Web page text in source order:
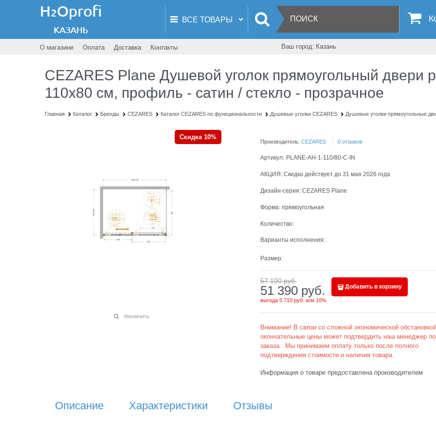
О магазине Оплата Доставка Контакты Ваш город: Казань
CEZARES Plane Душевой уголок прямоугольный двери
110x80 см, профиль - сатин / стекло - прозрачное
Главная Каталог Бренды CEZARES Каталог CEZARES по функциональности Душевые уголки CEZARES Душевые уголки прямоугольные
Скидка 10%
Увеличить
Производитель: CEZARES 0 отзывов
Артикул: PLANE-AH-1-110/80-C-IN
АКЦИЯ: Скидка действует до 31 мая 2026 года
Дизайн-серия: CEZARES Plane
Форма: прямоугольная
Количество:
Варианты исполнения:
Размер:
57 100 руб.
51 390 руб.
выгода 5 710 руб. или 10%
Добавить в корзину
Внимание! В связи со сложной экономической
окончательные цены может подтвердить наш менеджер
заказа. Мы принимаем оплату только после полного
подтверждения стоимости и наличия товара.
Информация о товаре предоставлена производителем
Описание Характеристики Отзывы